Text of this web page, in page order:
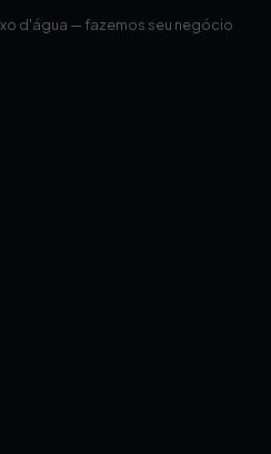
d'água — fazemos seu negócio